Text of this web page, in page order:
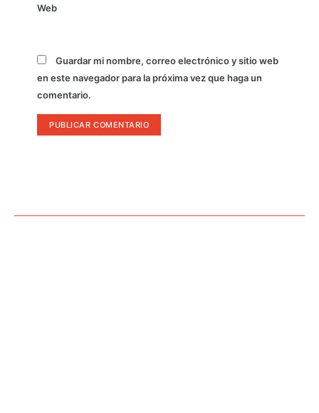
Web
Guardar mi nombre, correo electrónico y sitio web
en este navegador para la próxima vez que haga un
comentario.